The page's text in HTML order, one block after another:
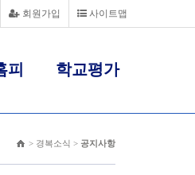
사이트맵
회원가입
피 학교평가
> 경복소식 > 공지사항